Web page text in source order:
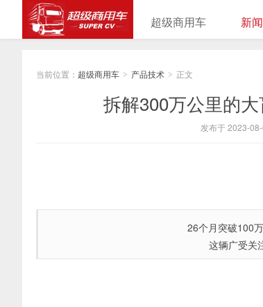
超级商用车 新闻
当前位置： 超级商用车 > 产品技术 > 正文
拆解300万公里的
发布于 2023-
26个月突破100
这辆广受关